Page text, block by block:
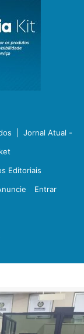
| Jornal Atual -
Editoriais
Entrar
Spotify